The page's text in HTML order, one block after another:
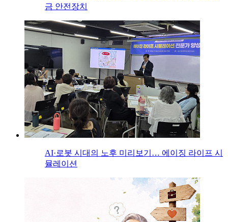
금 안전장치
AI·로봇 시대의 노후 미리보기… 에이징 라이프 시
뮬레이션